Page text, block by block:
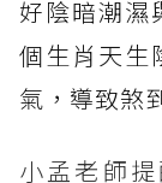
好陰暗潮濕
個生肖天生
氣，導致煞
小孟老師